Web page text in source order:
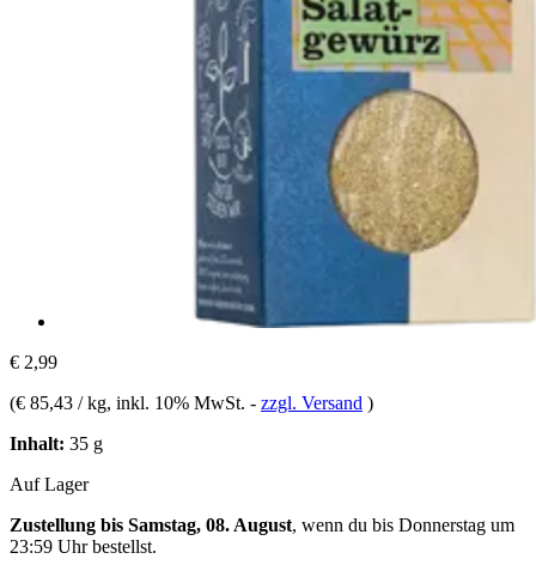
€ 2,99
(€ 85,43 / kg, inkl. 10% MwSt. - zzgl. Versand )
Inhalt: 35 g
Auf Lager
Zustellung bis Samstag, 08. August, wenn du bis Donnerstag um
23:59 Uhrbestellst.